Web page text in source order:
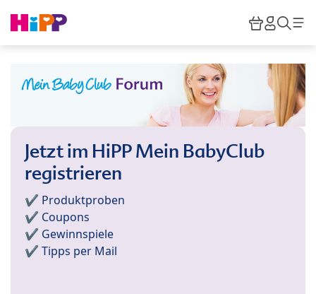
HiPP
Jetzt im HiPP Mein BabyClub
registrieren
✔️ Produktproben
✔️ Coupons
✔️ Gewinnspiele
✔️ Tipps per Mail